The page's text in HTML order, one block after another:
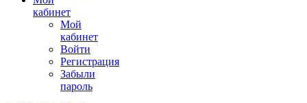
кабинет
Мой
кабинет
Войти
Регистрация
Забыли
пароль